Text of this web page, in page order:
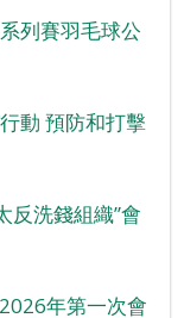
列賽羽毛球公
動 預防和打擊
反洗錢組織”會
年第一次會